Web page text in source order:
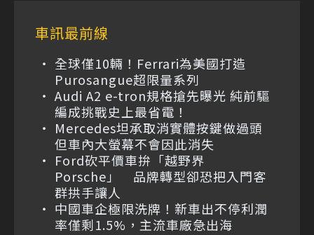
車訊最前線
全球僅10輛！Ferrari為美國打造
Purosangue超限量系列
Audi A2 e-tron規格搶先曝光 純前驅
編成挑戰史上最省電！
Mercedes坦承取消實體按鍵做過頭
但車內大螢幕不會因此消失
Ford砍平價車拚「越野界
Porsche」 品牌轉型卻恐把入門客
群拱手讓人
中國車企極限洗牌！新車出不停利潤
率僅剩1.5%，主流車廠急出海